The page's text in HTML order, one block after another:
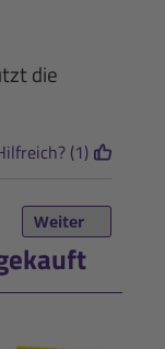
die
(1)
Weiter